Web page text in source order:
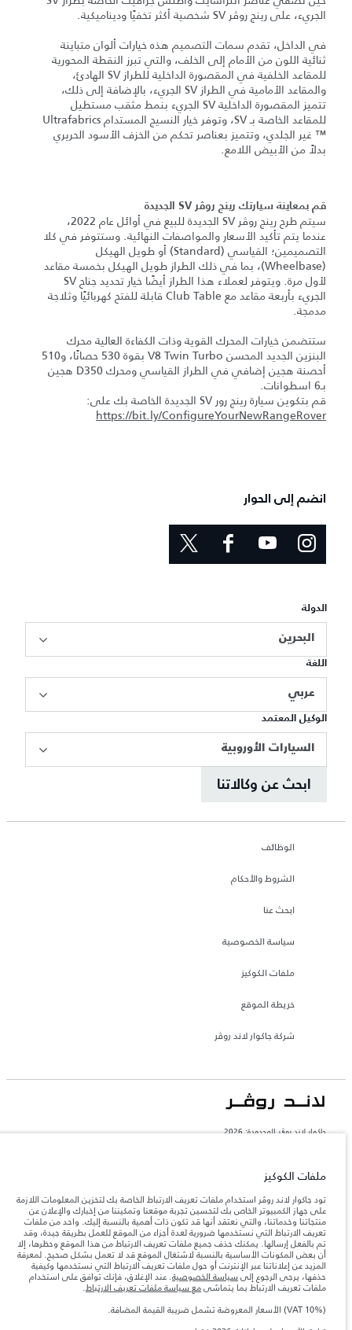
الجريء، على رينج روڤر SV شخصية أكثر تخفيًا وديناميكية.
في الداخل، تقدم سمات التصميم هذه خيارات ألوان متباينة
ثنائية اللون من الأمام إلى الخلف، والتي تبرز النقطة المحورية
للمقاعد الخلفية في المقصورة الداخلية للطراز SV الهادئ،
والمقاعد الأمامية في الطراز SV الجريء، بالإضافة إلى ذلك،
تتميز المقصورة الداخلية SV الجريء بنمط مثقب مستطيل
للمقاعد الخاصة بـ SV، وتوفر خيار النسيج المستدام Ultrafabrics
™ غير الجلدي، وتتميز بعناصر تحكم من الخزف الأسود الحريري
بدلاً من الأبيض اللامع.
قم بمعاينة سيارتك رينج روڤر SV الجديدة
سيتم طرح رينج روڤر SV الجديدة للبيع في أوائل عام 2022،
عندما يتم تأكيد الأسعار والمواصفات النهائية. وستتوفر في كلا
التصميمين؛ القياسي (Standard) أو طويل الهيكل
(Wheelbase)، بما في ذلك الطراز طويل الهيكل بخمسة مقاعد
لأول مرة. ويتوفر لعملاء هذا الطراز أيضًا خيار تحديد جناح SV
الجريء بأربعة مقاعد مع Club Table قابلة للفتح كهربائيًا وثلاجة
مدمجة.
ستتضمن خيارات المحرك القوية وذات الكفاءة العالية محرك
البنزين الجديد المحسن V8 Twin Turbo بقوة 530 حصانًا، و510
أحصنة هجين إضافي في الطراز القياسي ومحرك D350 هجين
بـ6 اسطوانات.
قم بتكوين سيارة رينج رور SV الجديدة الخاصة بك على:
https://bit.ly/ConfigureYourNewRangeRover
انضم إلى الحوار
الدولة
البحرين
اللغة
عربي
الوكيل المعتمد
السيارات الأوروبية
ابحث عن وكالاتنا
الوظائف
الشروط والأحكام
ابحث عنا
سياسة الخصوصية
ملفات الكوكيز
خريطة الموقع
شركة جاكوار لاند روڤر
جاكوار لاند روڨر المحدودة: 2026
تعكس الأوزان المذكورة مواصفات السيارة القياسية. سوف تؤثر الإكسسوارات وغيرها من
العناصر المثبتة بعد نقطة التصنيع في الحمولة. تأكد من عدم تجاوز الوزن الإجمالي للسيارة
والحمولة.
المعلومات والمواصفات والأسعار والألوان المذكورة على هذا الموقع قد تختلف من بلد إلى
آخر، كما أنّها قد تتغير بدون إشعار مسبق. الرجاء التواصل مع وكيلنا المحلي للتأكد من توفّرها
والتحقق من الأسعار.
ملاحظة مهمة حول الصور والمواصفات. إن النقص العالمي في أشباه الموصلات يؤثر حاليًا
في مواصفات تصميم السيارات وتوفر الخيارات وتوقيتات التصاميم. هذا ظرف ديناميكي
للغاية، ونتيجة لذلك، قد لا تمثّل الصور المستخدَمة ضمن موقع الويب حاليًا المواصفات الحالية
بالكامل بالنسبة إلى الميزات والخيارات والحلية ومجموعات الألوان. يرجى استشارة وكيلك الذي
سيتمكّن من تأكيد أي تقييدات حالية معك للسماح لك باتخاذ قرار مدروس
ملفات الكوكيز
تود جاكوار لاند روڤر استخدام ملفات تعريف الارتباط الخاصة بك لتخزين المعلومات اللازمة
على جهاز الكمبيوتر الخاص بك لتحسين تجربة موقعنا وتمكيننا من إخبارك والإعلان عن
منتجاتنا وخدماتنا، والتي نعتقد أنها قد تكون ذات أهمية بالنسبة إليك. واحد من ملفات
تعريف الارتباط التي نستخدمها ضرورية لعدة أجزاء من الموقع للعمل بطريقة جيدة، وقد
تم بالفعل إرسالها. يمكنك حذف جميع ملفات تعريف الارتباط من هذا الموقع وحظرها، إلا
أن بعض المكونات الأساسية بالنسبة لاشتغال الموقع قد لا تعمل بشكل صحيح. لمعرفة
المزيد عن إعلاناتنا عبر الإنترنت أو حول ملفات تعريف الارتباط التي نستخدمها وكيفية
حذفها، يرجى الرجوع إلى سياسة الخصوصية. عند الإغلاق، فإنك توافق على استخدام
ملفات تعريف الارتباط بما يتماشىمع سياسة ملفات تعريف الارتباط.
(VAT 10%) الأسعار المعروضة تشمل ضريبة القيمة المضافة.